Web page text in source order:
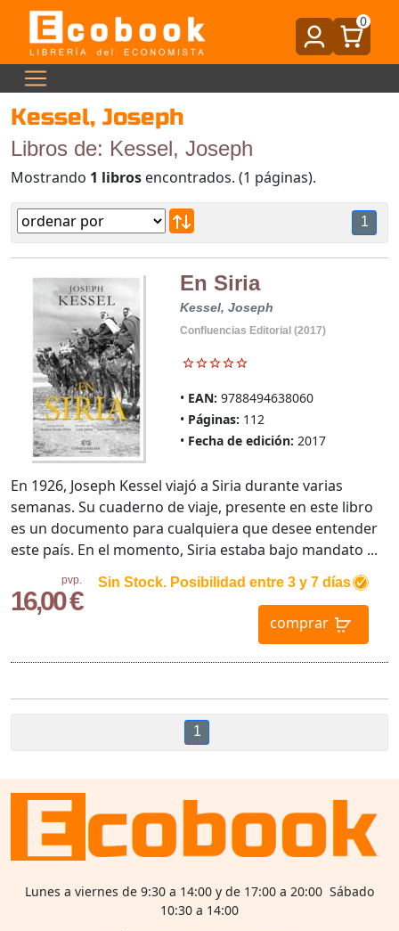
0
Kessel, Joseph
Libros de: Kessel, Joseph
Mostrando 1 libros encontrados. (1 páginas).
1
En Siria
Kessel, Joseph
Confluencias Editorial (2017)
EAN: 9788494638060
Páginas: 112
Fecha de edición: 2017
pvp.
16,00 €
Sin Stock. Posibilidad entre 3 y 7 días
comprar
En 1926, Joseph Kessel viajó a Siria durante varias
semanas. Su cuaderno de viaje, presente en este libro
es un documento para cualquiera que desee entender
este país. En el momento, Siria estaba bajo mandato ...
1
Lunes a viernes de 9:30 a 14:00 y de 17:00 a 20:00 Sábado
10:30 a 14:00